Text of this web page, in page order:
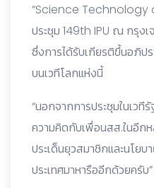
“Science Technology
ประชุม 149th IPU ณ กรุงเ
ซึ่งการได้รับเกียรติขึ้นอภิป
บนเวทีโลกแห่งนี้
“นอกจากการประชุมในเว
ความคิดกับเพื่อนสส.ในอีกห
ประเด็นยุวสมาชิกและนโยบ
ประเทศมาหารืออีกด้วยครับ